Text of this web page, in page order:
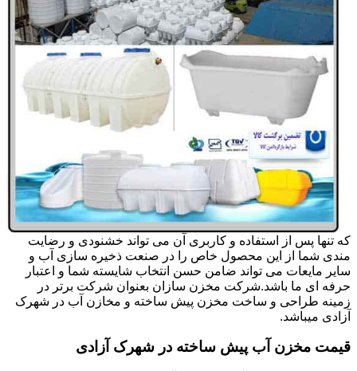
که تنها پس از استفاده و کاربری آن می تواند خشنودی و رضایت
مندی شما از این محصول خاص را در صنعت ذخیره سازی آب و
سایر مایعات می تواند ضامن حسن انتخاب شایسته شما و اعتبار
حرفه ای ما باشد.شرکت مخزن سازان بعنوان شرکت برتر در
زمینه طراحی و ساخت مخزن پیش ساخته و مخازن آب در شهرک
آزادی میباشد.
قیمت مخزن آب پیش ساخته در شهرک آزادی